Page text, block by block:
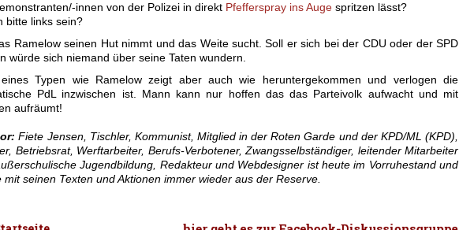
innen von der Polizei in direkt Pfefferspray ins Auge spritzen lässt?
bitte links sein?
Ramelow seinen Hut nimmt und das Weite sucht. Soll er sich bei der CDU oder der SPD
würde sich niemand über seine Taten wundern.
Typen wie Ramelow zeigt aber auch wie heruntergekommen und verlogen die
PdL inzwischen ist. Mann kann nur hoffen das das Parteivolk aufwacht und mit
aufräumt!
Fiete Jensen, Tischler, Kommunist, Mitglied in der Roten Garde und der KPD/ML (KPD),
Betriebsrat, Werftarbeiter, Berufs-Verbotener, Zwangsselbständiger, leitender Mitarbeiter
Jugendbildung, Redakteur und Webdesigner ist heute im Vorruhestand und
mit seinen Texten und Aktionen immer wieder aus der Reserve.